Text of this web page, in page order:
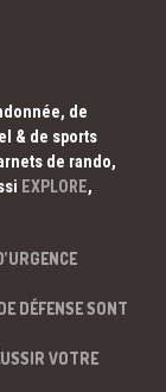
de
& de sports
de rando,
EXPLORE,
DÉFENSE SONT
VOTRE